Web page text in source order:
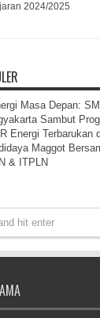
2024/2025
Masa Depan:
Sambut
Energi Terbarukan
Maggot
& ITPLN